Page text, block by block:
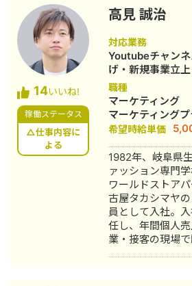
ケ支援会社（当
ンとして参画し
社集客（SEO・
作・YouTubeチ
マーケティング
月 名古屋大学理
年4月〜 Webマ
系クライアント
月 これまでの経
株式会社プラマー
ージ：https://
（※一部抜粋） #
サービスにて、
な事例が複数あ
代行サービス「
StockSunサロン
・ベンチャー企
ーケティング支
運用、LP制作を
14いいね!
稼働ステータス
△仕事内容に
よる
高見 誠治
対応業務
Youtubeチャン
げ・新規事業立
画制作・動画編集
職種
マーケティング
マーケティング
希望時給単価
1982年、岐阜県
ァッション専門学校卒業
ワールドストアパ
古屋タカシマヤ
員として入社。
任し、年間個人
業・接客の現場